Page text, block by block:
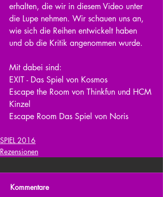
erhalten, die wir in diesem Video unter
die Lupe nehmen. Wir schauen uns an,
wie sich die Reihen entwickelt haben
und ob die Kritik angenommen wurde.
Mit dabei sind:
EXIT - Das Spiel von Kosmos
Escape the Room von Thinkfun und HCM
Kinzel
Escape Room Das Spiel von Noris
SPIEL 2016
Rezensionen
Kommentare